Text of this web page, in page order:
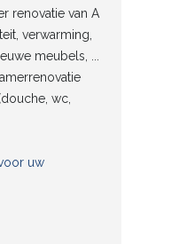
renovatie van A
verwarming,
meubels, ...
wc,
uw